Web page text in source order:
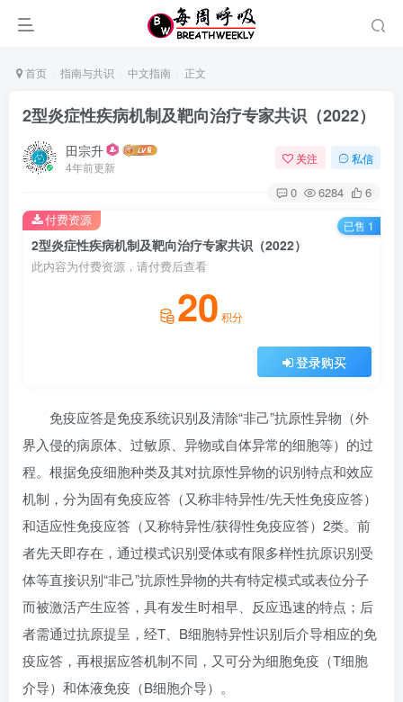
首页 指南与共识 中文指南 正文
2型炎症性疾病机制及靶向治疗专家共识（2022）
田宗升
4年前更新
关注 私信
0 6284 6
2型炎症性疾病机制及靶向治疗专家共识（2022）
此内容为付费资源，请付费后查看
20 积分
登录购买
付费资源 已售 1
免疫应答是免疫系统识别及清除“非己”抗原性异物（外
界入侵的病原体、过敏原、异物或自体异常的细胞等）的过
程。根据免疫细胞种类及其对抗原性异物的识别特点和效应
机制，分为固有免疫应答（又称非特异性/先天性免疫应答）
和适应性免疫应答（又称特异性/获得性免疫应答）2类。前
者先天即存在，通过模式识别受体或有限多样性抗原识别受
体等直接识别“非己”抗原性异物的共有特定模式或表位分子
而被激活产生应答，具有发生时相早、反应迅速的特点；后
者需通过抗原提呈，经T、B细胞特异性识别后介导相应的免
疫应答，再根据应答机制不同，又可分为细胞免疫（T细胞
介导）和体液免疫（B细胞介导）。